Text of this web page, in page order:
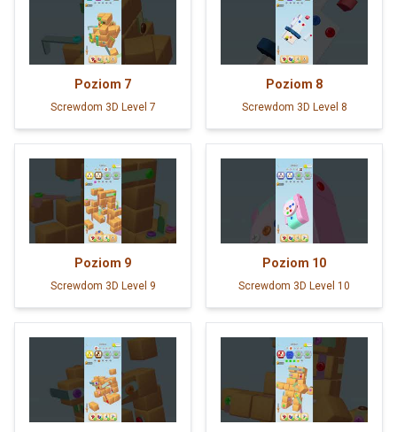
Poziom 7
Screwdom 3D Level 7
Poziom 8
Screwdom 3D Level 8
Poziom 9
Screwdom 3D Level 9
Poziom 10
Screwdom 3D Level 10